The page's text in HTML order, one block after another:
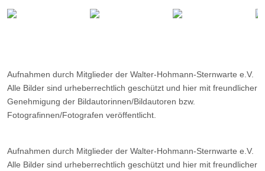
Aufnahmen durch Mitglieder der Walter-Hohmann-Sternwarte e.V.
Alle Bilder sind urheberrechtlich geschützt und hier mit freundlicher
Genehmigung der Bildautorinnen/Bildautoren bzw.
Fotografinnen/Fotografen veröffentlicht.
Aufnahmen durch Mitglieder der Walter-Hohmann-Sternwarte e.V.
Alle Bilder sind urheberrechtlich geschützt und hier mit freundlicher